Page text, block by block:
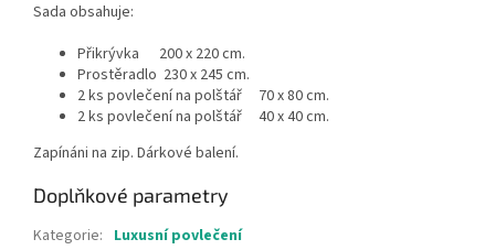
Sada obsahuje:
Přikrývka 200 x 220 cm.
Prostěradlo 230 x 245 cm.
2 ks povlečení na polštář 70 x 80 cm.
2 ks povlečení na polštář 40 x 40 cm.
Zapínáni na zip. Dárkové balení.
Doplňkové parametry
Kategorie: Luxusní povlečení